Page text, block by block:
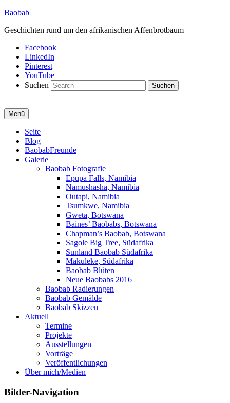
Baobab
Geschichten rund um den afrikanischen Affenbrotbaum
Facebook
LinkedIn
Pinterest
YouTube
Suchen
Menü
Primäres
Menü
Seite
Blog
BaobabFreunde
Galerie
Baobab Fotografie
Epupa Falls, Namibia
Namushasha, Namibia
Outapi, Namibia
Tsumkwe, Namibia
Gweta, Botswana
Baines’ Baobabs, Botswana
Chapman’s Baobab, Botswana
Sagole Big Tree, Südafrika
Sunland Baobab Südafrika
Makuleke, Südafrika
Baobab Blüten
Neue Baobabs 2016
Baobab Radierungen
Baobab Gemälde
Baobab Skizzen
Aktuell
Termine
Projekte
Ausstellungen
Vorträge
Veröffentlichungen
Über mich/Medien
Bilder-Navigation